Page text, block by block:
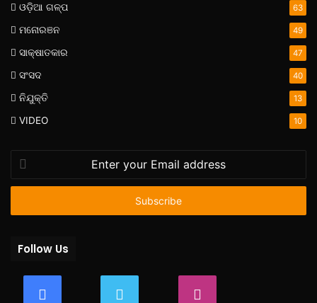
ଓଡ଼ିଆ ଗଳ୍ପ 63
ମନୋରଞନ 49
ସାକ୍ଷାତକାର 47
ସଂସଦ 40
ନିଯୁକ୍ତି 13
VIDEO 10
your
Email
Follow Us